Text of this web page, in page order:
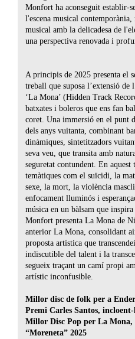
Monfort ha aconseguit establir-
l'escena musical
musical amb la delicadesa de
una perspectiva renovada i
A principis de 2025 presenta el
treball que suposa l’extensió
‘La Mona’ (Hidden Track
batxates i boleros que ens fan
coret. Una immersió en el punt
dels anys vuitanta, combinant
dinàmiques, sintetitzadors
seva veu, que transita amb
seguretat contundent. En
temàtiques com el suïcidi, la
sexe, la mort, la violència
enfocament lluminós i
música en un bàlsam que
Monfort presenta La Mona de
anterior La Mona, consolidant
proposta artística que
indiscutible del talent i la
segueix traçant un camí propi
artístic inconfusible.
Millor disc de folk per a
Premi Carles Santos,
Millor Disc Pop per La
“Moreneta” 2025